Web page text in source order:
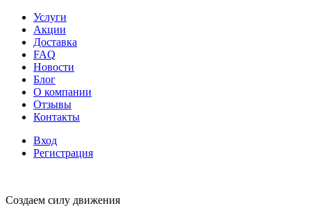
Услуги
Акции
Доставка
FAQ
Новости
Блог
О компании
Отзывы
Контакты
Вход
Регистрация
Создаем силу движения